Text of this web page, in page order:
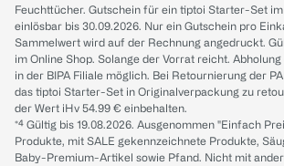
Feuchttücher. Gutschein für ein tiptoi Starter-Set
einlösbar bis 30.09.2026. Nur ein Gutschein pro
Sammelwert wird auf der Rechnung angedruckt.
im Online Shop. Solange der Vorrat reicht.
in der BIPA Filiale möglich. Bei Retournierung der
das tiptoi Starter-Set in Originalverpackung zu
der Wert iHv 54.99 € einbehalten.
*⁴ Gültig bis 19.08.2026. Ausgenommen "Einfach
Produkte, mit SALE gekennzeichnete Produkte,
Baby-Premium-Artikel sowie Pfand. Nicht mit